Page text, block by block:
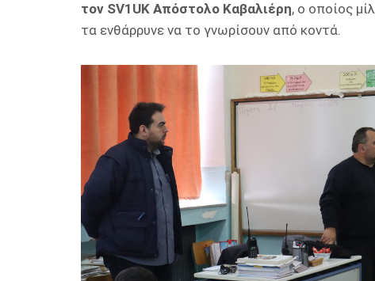
τον SV1UK Απόστολο Καβαλιέρη, ο οποίος
τα ενθάρρυνε να το γνωρίσουν από κοντά.